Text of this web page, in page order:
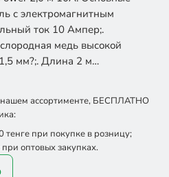
с электромагнитным
ток 10 Ампер;.
медь высокой
мм?;. Длина 2 м…
нашем ассортименте, БЕСПЛАТНО
тенге при покупке в розницу;
оптовых закупках.